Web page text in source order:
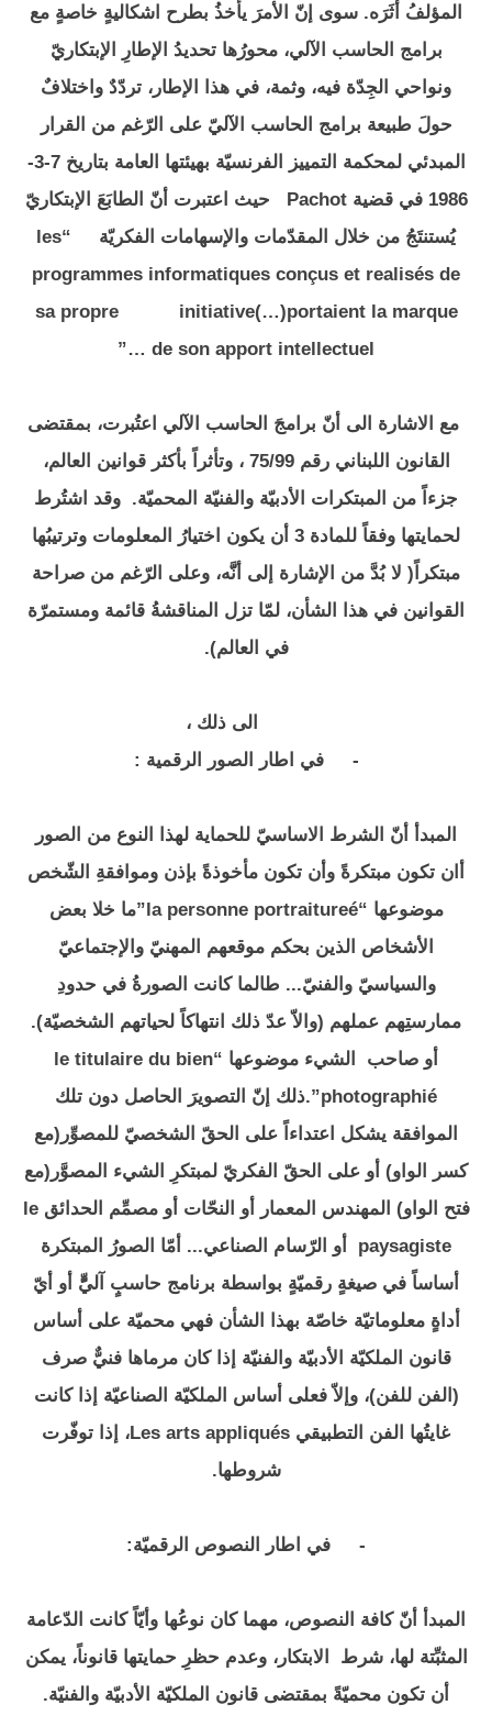
المؤلفُ أثَرَه. سوى إنّ الأمرَ يأخذُ بطرح اشكاليةٍ خاصةٍ مع
برامج الحاسب الآلي، محورُها تحديدُ الإطارِ الإبتكاريّ
ونواحي الجِدّة فيه، وثمة، في هذا الإطار، تردّدٌ واختلافٌ
حولَ طبيعة برامج الحاسب الآليّ على الرّغم من القرار
المبدئي لمحكمة التمييز الفرنسيّة بهيئتها العامة بتاريخ 7-3-
1986 في قضية Pachot حيث اعتبرت أنّ الطابَعَ الإبتكاريّ
يُستنتَجُ من خلال المقدّمات والإسهامات الفكريّة “les
programmes informatiques conçus et realisés de
sa propre initiative(…)portaient la marque
de son apport intellectuel …”
مع الاشارة الى أنّ برامجَ الحاسب الآلي اعتُبرت، بمقتضى
القانون اللبناني رقم 75/99 ، وتأثراً بأكثر قوانين العالم،
جزءاً من المبتكرات الأدبيّة والفنيّة المحميّة. وقد اشتُرط
لحمايتها وفقاً للمادة 3 أن يكون اختيارُ المعلومات وترتيبُها
مبتكراً( لا بُدَّ من الإشارة إلى أنَّّه، وعلى الرّغم من صراحة
القوانين في هذا الشأن، لمّا تزل المناقشةُ قائمة ومستمرّة
في العالم).
الى ذلك ،
-
في اطار الصور الرقمية :
المبدأ أنّ الشرط الاساسيّ للحماية لهذا النوع من الصور
أان تكون مبتكرةً وأن تكون مأخوذةً بإذن وموافقةِ الشّخص
موضوعها “la personne portraitureé”ما خلا بعض
الأشخاص الذين بحكم موقعهم المهنيّ والإجتماعيّ
والسياسيّ والفنيّ... طالما كانت الصورةُ في حدودِ
ممارستِهم عملهم (والاّ عدّ ذلك انتهاكاً لحياتهم الشخصيّة).
أو صاحب الشيء موضوعها “le titulaire du bien
photographié”.ذلك إنّ التصويرَ الحاصل دون تلك
الموافقة يشكل اعتداءاً على الحقّ الشخصيّ للمصوِّر(مع
كسر الواو) أو على الحقّ الفكريّ لمبتكرِ الشيء المصوَّر(مع
فتح الواو) المهندس المعمار أو النحّات أو مصمِّم الحدائق le
paysagiste أو الرّسام الصناعي... أمّا الصورُ المبتكرة
أساساً في صيغةٍ رقميّةٍ بواسطة برنامج حاسبٍ آليٍّّ أو أيّ
أداةٍ معلوماتيّة خاصّة بهذا الشأن فهي محميّة على أساس
قانون الملكيّة الأدبيّة والفنيّة إذا كان مرماها فنيٌّ صرف
(الفن للفن)، وإلاّ فعلى أساس الملكيّة الصناعيّة إذا كانت
غايتُها الفن التطبيقي Les arts appliqués، إذا توفّرت
شروطها.
- في اطار النصوص الرقميّة:
المبدأ أنّ كافة النصوص، مهما كان نوعُها وأيّاً كانت الدّعامة
المثبِّتة لها، شرط الابتكار، وعدم حظرِ حمايتها قانوناً، يمكن
أن تكون محميّةً بمقتضى قانون الملكيّة الأدبيّة والفنيّة.